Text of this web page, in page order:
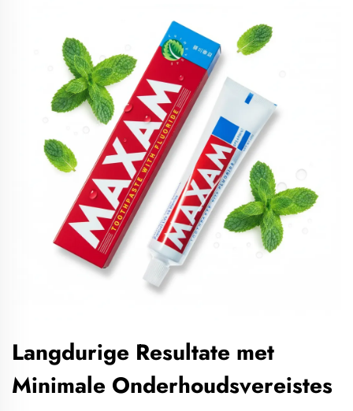
Langdurige Resultate met
Minimale Onderhoudsvereistes